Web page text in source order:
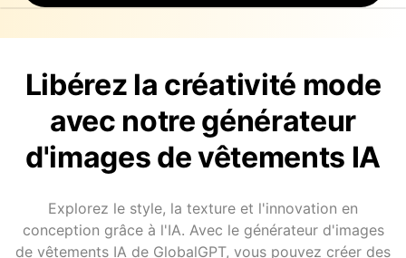
Libérez la créativité mode
avec notre générateur
d'images de vêtements IA
Explorez le style, la texture et l'innovation en
conception grâce à l'IA. Avec le générateur d'images
de vêtements IA de GlobalGPT, vous pouvez créer des